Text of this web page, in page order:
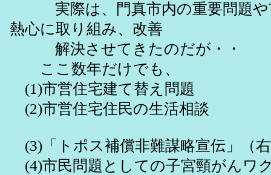
実際は、門真市内の重要問題や
熱心に取り組み、改善
解決させてきたのだが・・
ここ数年だけでも、
(1)市営住宅建て替え問題
(2)市営住宅住民の生活相談
(3)「トポス補償非難謀略宣伝」（
(4)市民問題としての子宮頸がんワ